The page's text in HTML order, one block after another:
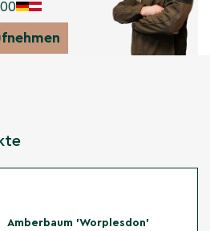
Amberbaum 'Worplesdon'